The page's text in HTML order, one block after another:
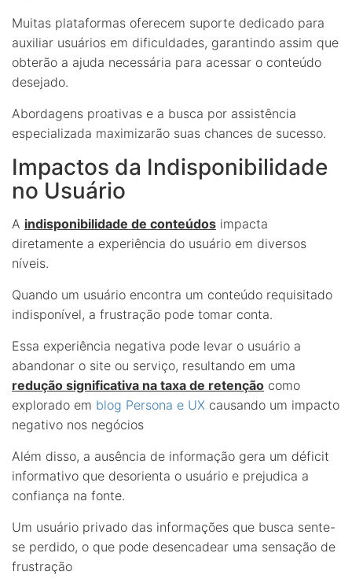
Muitas plataformas oferecem suporte dedicado para
auxiliar usuários em dificuldades, garantindo assim que
obterão a ajuda necessária para acessar o conteúdo
desejado.
Abordagens proativas e a busca por assistência
especializada maximizarão suas chances de sucesso.
Impactos da Indisponibilidade
no Usuário
A indisponibilidade de conteúdos impacta
diretamente a experiência do usuário em diversos
níveis.
Quando um usuário encontra um conteúdo requisitado
indisponível, a frustração pode tomar conta.
Essa experiência negativa pode levar o usuário a
abandonar o site ou serviço, resultando em uma
redução significativa na taxa de retenção como
explorado em blog Persona e UX causando um impacto
negativo nos negócios
Além disso, a ausência de informação gera um déficit
informativo que desorienta o usuário e prejudica a
confiança na fonte.
Um usuário privado das informações que busca sente-
se perdido, o que pode desencadear uma sensação de
frustração